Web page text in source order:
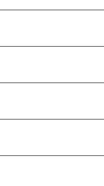
"Sesto" 50019 Sesto
Republika
Plovdiv
Kurdistan
Basilicata
Molise
Irbid